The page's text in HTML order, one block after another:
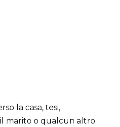
la casa, tesi,
marito o qualcun altro.